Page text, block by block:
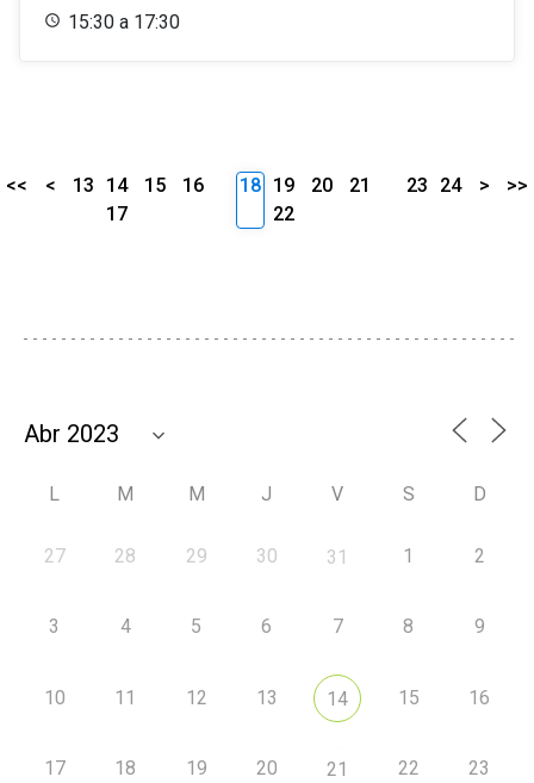
15:30 a 17:30
<< < 13 14 15
16
17
18 19 20
21
22
23 24 > >>
L M M J V S D
27 28 29 30 31 1 2
3 4 5 6 7 8 9
10 11 12 13 14 15 16
17 18 19 20 21 22 23